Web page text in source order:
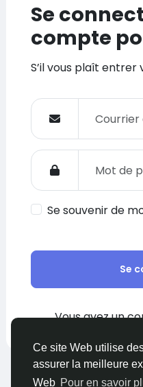
Ce site Web utilise
assurer la meilleure
Web Pour en savoir
Se
compte
S’il vous plaît
Se souvenir de
Se
Vous avez un
© 2026 Respect My